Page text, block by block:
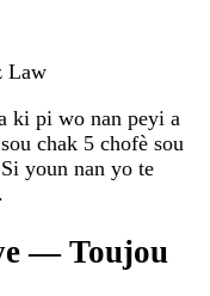
Law
ki pi wo nan peyi a
chak 5 chofè sou
youn nan yo te
— Toujou